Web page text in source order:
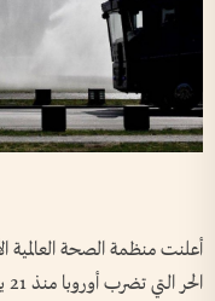
الحر التي تضرب أوروبا منذ 21 يونيو.